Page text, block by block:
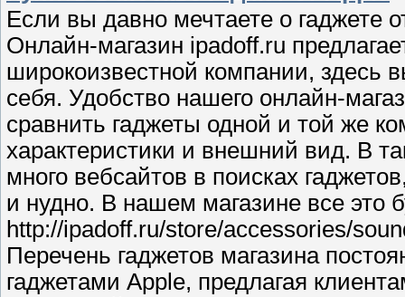
Если вы давно мечтаете о гаджете
Онлайн-магазин ipadoff.ru
широкоизвестной компании, здесь
себя. Удобство нашего онлайн-
сравнить гаджеты одной и той же
характеристики и внешний вид. В
много вебсайтов в поисках
и нудно. В нашем магазине все это
http://ipadoff.ru/store/accessories/
Перечень гаджетов магазина
гаджетами Apple, предлагая